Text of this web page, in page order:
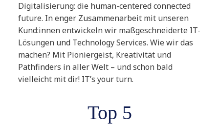
Digitalisierung: die human-centered connected
future. In enger Zusammenarbeit mit unseren
Kund:innen entwickeln wir maßgeschneiderte IT-
Lösungen und Technology Services. Wie wir das
machen? Mit Pioniergeist, Kreativität und
Pathfinders in aller Welt – und schon bald
vielleicht mit dir! IT’s your turn.
Top 5